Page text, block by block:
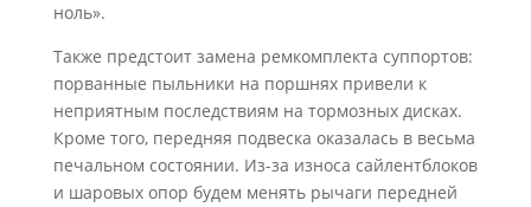
ноль».
Также предстоит замена ремкомплекта суппортов:
порванные пыльники на поршнях привели к
неприятным последствиям на тормозных дисках.
Кроме того, передняя подвеска оказалась в весьма
печальном состоянии. Из-за износа сайлентблоков
и шаровых опор будем менять рычаги передней